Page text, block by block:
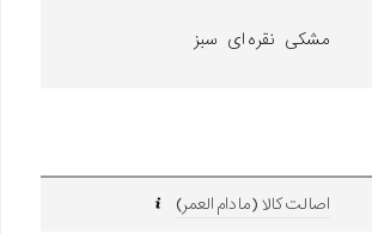
مشکی نقره ای سبز
اصالت کالا (مادام العمر)